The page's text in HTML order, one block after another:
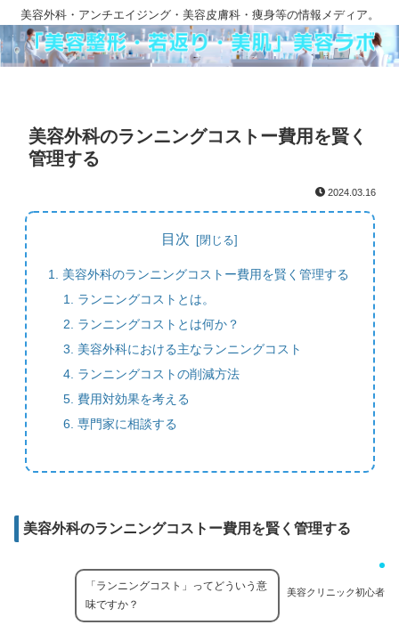
美容外科・アンチエイジング・美容皮膚科・痩身等の情報メディア。
美容外科のランニングコストー費用を賢く
管理する
2024.03.16
目次
美容外科のランニングコストー費用を賢く管理する
ランニングコストとは。
ランニングコストとは何か？
美容外科における主なランニングコスト
ランニングコストの削減方法
費用対効果を考える
専門家に相談する
美容外科のランニングコストー費用を賢く管理する
美容クリニック初心者
「ランニングコスト」ってどういう意
味ですか？